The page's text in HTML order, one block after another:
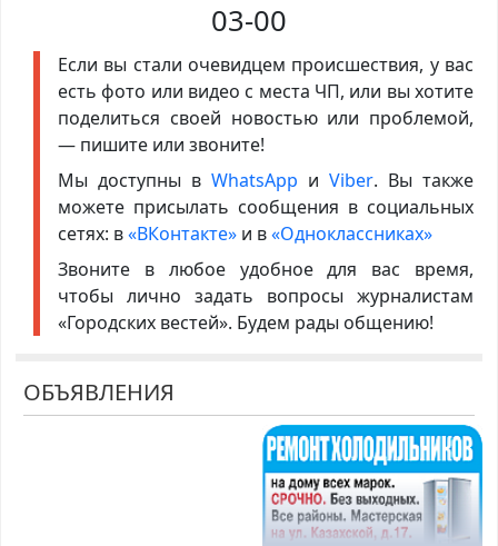
03-00
Если вы стали очевидцем происшествия, у вас
есть фото или видео с места ЧП, или вы хотите
поделиться своей новостью или проблемой,
— пишите или звоните!
Мы доступны в WhatsApp иViber. Вы также
можете присылать сообщения в социальных
сетях: в«ВКонтакте»и в«Одноклассниках»
Звоните в любое удобное для вас время,
чтобы лично задать вопросы журналистам
«Городских вестей». Будем рады общению!
ОБЪЯВЛЕНИЯ